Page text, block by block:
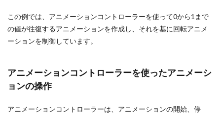
この例では、アニメーションコントローラーを使って0から1まで
の値が往復するアニメーションを作成し、それを基に回転アニメ
ーションを制御しています。
アニメーションコントローラーを使ったアニメーシ
ョンの操作
アニメーションコントローラーは、アニメーションの開始、停